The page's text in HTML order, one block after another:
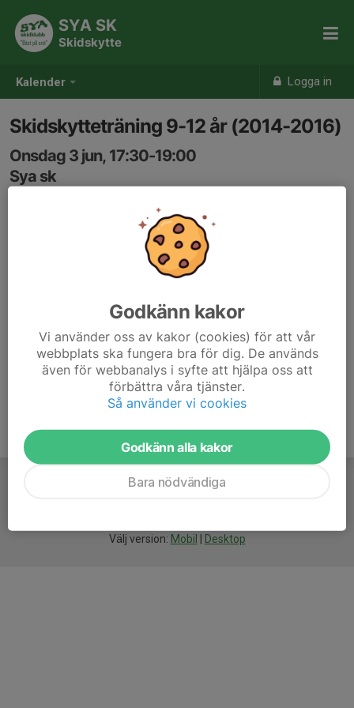
Kalender Logga in
SYA SK
Skidskytte
Skidskytteträning 9-12 år (2014-2016)
Onsdag 3 jun, 17:30-19:00
Sya sk
Välj version: Mobil Desktop
Godkänn kakor
Vi använder oss av kakor (cookies) för att vår
webbplats ska fungera bra för dig. De används
även för webbanalys i syfte att hjälpa oss att
förbättra våra tjänster.
Så använder vi cookies
Godkänn alla kakor
Bara nödvändiga